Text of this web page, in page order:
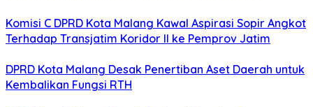
Komisi C DPRD Kota Malang Kawal Aspirasi Sopir Angkot
Terhadap Transjatim Koridor II ke Pemprov Jatim
DPRD Kota Malang Desak Penertiban Aset Daerah untuk
Kembalikan Fungsi RTH